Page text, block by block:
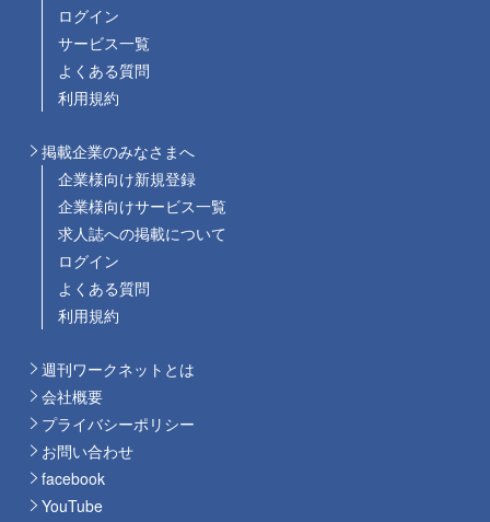
ログイン
サービス一覧
よくある質問
利用規約
掲載企業のみなさまへ
企業様向け新規登録
企業様向けサービス一覧
求人誌への掲載について
ログイン
よくある質問
利用規約
週刊ワークネットとは
会社概要
プライバシーポリシー
お問い合わせ
facebook
YouTube